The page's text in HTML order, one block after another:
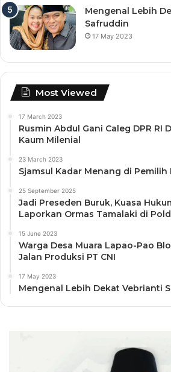
Mengenal Lebih
Safruddin
17 May 2023
Most Viewed
17 March 2023
Rusmin Abdul Gani Caleg DPR RI
Kaum Milenial
23 March 2023
Sjamsul Kadar Menang di Pemilih
25 September 2025
Jadi Preseden Buruk, Kuasa
Laporkan Ormas Tamalaki di
15 June 2023
Warga Desa Muara Lapao-Pao
Jalan Produksi PT CNI
17 May 2023
Mengenal Lebih Dekat Vebrianti